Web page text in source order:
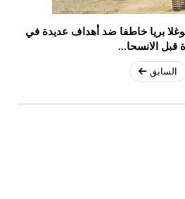
بريا خاطفا ضد أهداف عديدة في
قبل الانسحا...
السابق